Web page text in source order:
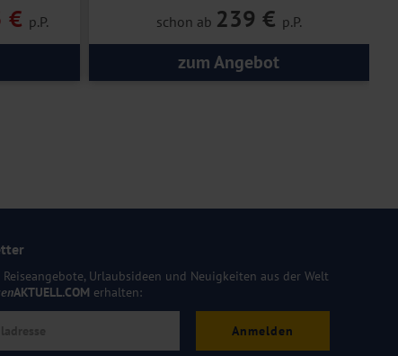
€ p.P. schon ab 239 € p.P.
zum Angebot
Urlaubsideen und Neuigkeiten aus der Welt
AKTUELL.COM erhalten:
Anmelden